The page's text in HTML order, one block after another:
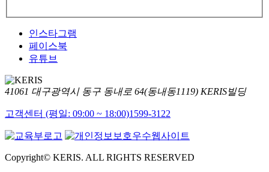
인스타그램
페이스북
유튜브
41061 대구광역시 동구 동내로 64(동내동1119) KERIS빌딩
고객센터 (평일: 09:00 ~ 18:00)1599-3122
Copyright© KERIS. ALL RIGHTS RESERVED